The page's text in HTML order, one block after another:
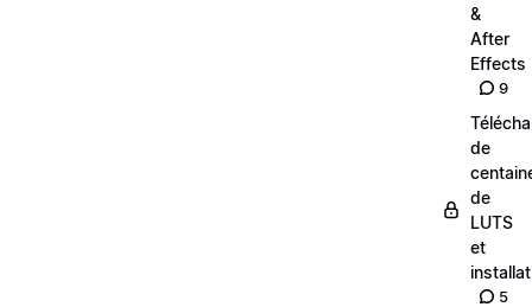
&
After
Effects
9
de
de
LUTS
et
5